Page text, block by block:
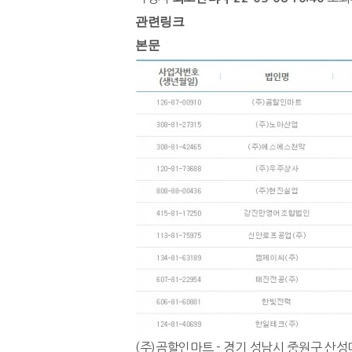
관련링크
본문
(주)곰할인마트 - 경기 성남시 중원구 산성